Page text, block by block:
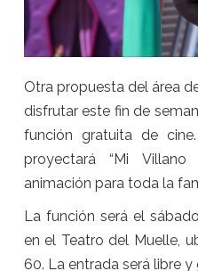
Otra propuesta del área
disfrutar este fin de
función gratuita de
proyectará “Mi
animación para toda la
La función será el
en el Teatro del Muelle,
60. La entrada será libre y